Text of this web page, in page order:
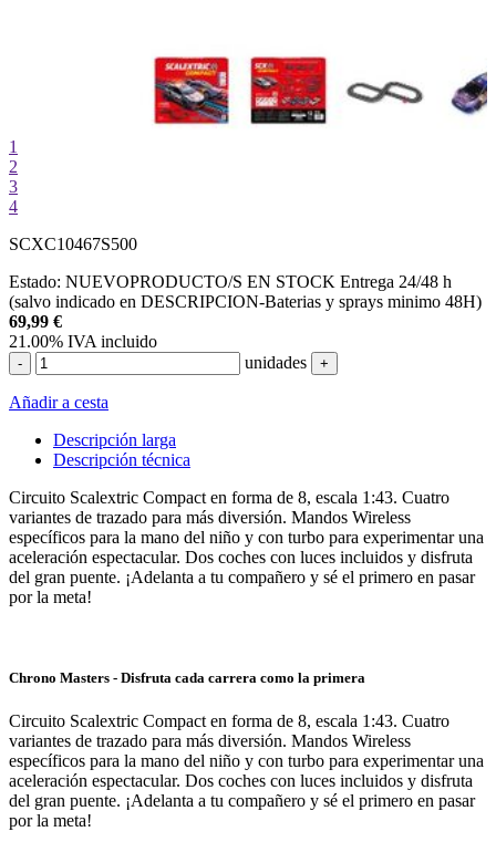
1
2
3
4
SCXC10467S500
Estado: NUEVOPRODUCTO/S EN STOCK Entrega 24/48 h
(salvo indicado en DESCRIPCION-Baterias y sprays minimo 48H)
69,99 €
21.00% IVA incluido
- unidades +
Añadir a cesta
Descripción larga
Descripción técnica
Circuito Scalextric Compact en forma de 8, escala 1:43. Cuatro
variantes de trazado para más diversión. Mandos Wireless
específicos para la mano del niño y con turbo para experimentar una
aceleración espectacular. Dos coches con luces incluidos y disfruta
del gran puente. ¡Adelanta a tu compañero y sé el primero en pasar
por la meta!
Chrono Masters - Disfruta cada carrera como la primera
Circuito Scalextric Compact en forma de 8, escala 1:43. Cuatro
variantes de trazado para más diversión. Mandos Wireless
específicos para la mano del niño y con turbo para experimentar una
aceleración espectacular. Dos coches con luces incluidos y disfruta
del gran puente. ¡Adelanta a tu compañero y sé el primero en pasar
por la meta!